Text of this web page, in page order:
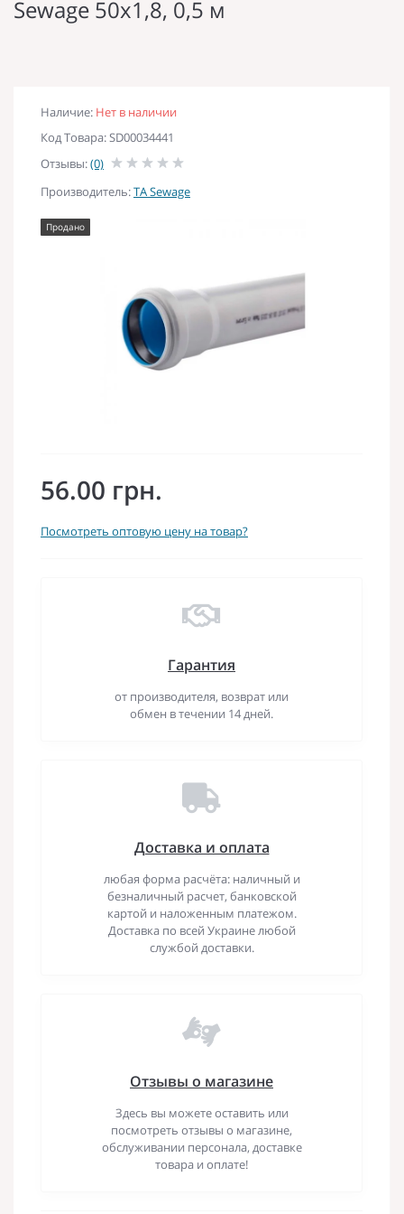
Sewage 50х1,8, 0,5 м
Наличие: Нет в наличии
Код Товара: SD00034441
Отзывы:(0)
Производитель:TA Sewage
Продано
56.00 грн.
Посмотреть оптовую цену на товар?
Гарантия
от производителя, возврат или
обмен в течении 14 дней.
Доставка и оплата
любая форма расчёта: наличный и
безналичный расчет, банковской
картой и наложенным платежом.
Доставка по всей Украине любой
службой доставки.
Отзывы о магазине
Здесь вы можете оставить или
посмотреть отзывы о магазине,
обслуживании персонала, доставке
товара и оплате!